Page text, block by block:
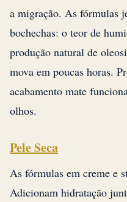
a migração. As fórmulas
bochechas: o teor de
produção natural de
mova em poucas horas.
acabamento mate
olhos.
Pele Seca
As fórmulas em creme e
Adicionam hidratação